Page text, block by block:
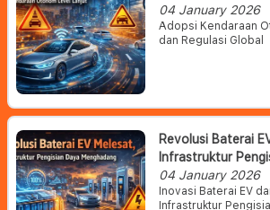
Otonom Level
04 January 2026
Adopsi Kendaraan
dan Regulasi Global
Revolusi Baterai
Infrastruktur
Menghadang
04 January 2026
Inovasi Baterai EV
Infrastruktur